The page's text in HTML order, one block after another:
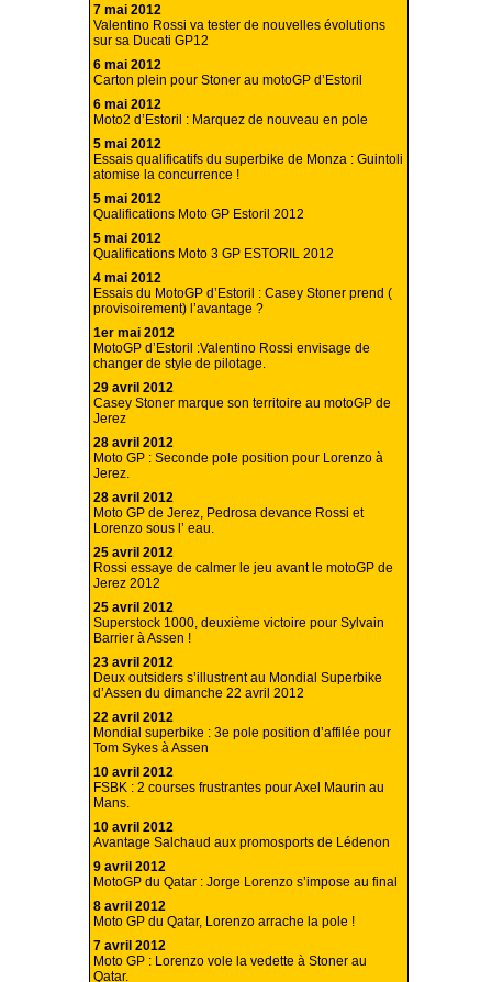
7 mai 2012
Valentino Rossi va tester de nouvelles évolutions
sur sa Ducati GP12
6 mai 2012
Carton plein pour Stoner au motoGP d’Estoril
6 mai 2012
Moto2 d’Estoril : Marquez de nouveau en pole
5 mai 2012
Essais qualificatifs du superbike de Monza : Guintoli
atomise la concurrence !
5 mai 2012
Qualifications Moto GP Estoril 2012
5 mai 2012
Qualifications Moto 3 GP ESTORIL 2012
4 mai 2012
Essais du MotoGP d’Estoril : Casey Stoner prend (
provisoirement) l’avantage ?
1er mai 2012
MotoGP d’Estoril :Valentino Rossi envisage de
changer de style de pilotage.
29 avril 2012
Casey Stoner marque son territoire au motoGP de
Jerez
28 avril 2012
Moto GP : Seconde pole position pour Lorenzo à
Jerez.
28 avril 2012
Moto GP de Jerez, Pedrosa devance Rossi et
Lorenzo sous l’ eau.
25 avril 2012
Rossi essaye de calmer le jeu avant le motoGP de
Jerez 2012
25 avril 2012
Superstock 1000, deuxième victoire pour Sylvain
Barrier à Assen !
23 avril 2012
Deux outsiders s’illustrent au Mondial Superbike
d’Assen du dimanche 22 avril 2012
22 avril 2012
Mondial superbike : 3e pole position d’affilée pour
Tom Sykes à Assen
10 avril 2012
FSBK : 2 courses frustrantes pour Axel Maurin au
Mans.
10 avril 2012
Avantage Salchaud aux promosports de Lédenon
9 avril 2012
MotoGP du Qatar : Jorge Lorenzo s’impose au final
8 avril 2012
Moto GP du Qatar, Lorenzo arrache la pole !
7 avril 2012
Moto GP : Lorenzo vole la vedette à Stoner au
Qatar.